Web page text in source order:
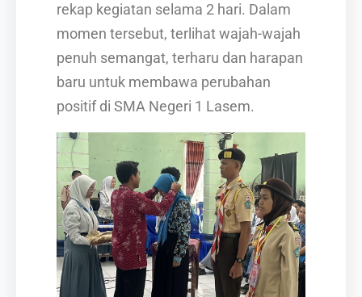
rekap kegiatan selama 2 hari. Dalam
momen tersebut, terlihat wajah-wajah
penuh semangat, terharu dan harapan
baru untuk membawa perubahan
positif di SMA Negeri 1 Lasem.